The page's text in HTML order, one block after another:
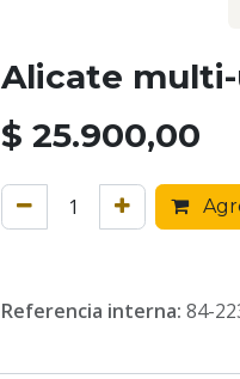
Alicate
$ 25.900,00
Referencia interna: 84-